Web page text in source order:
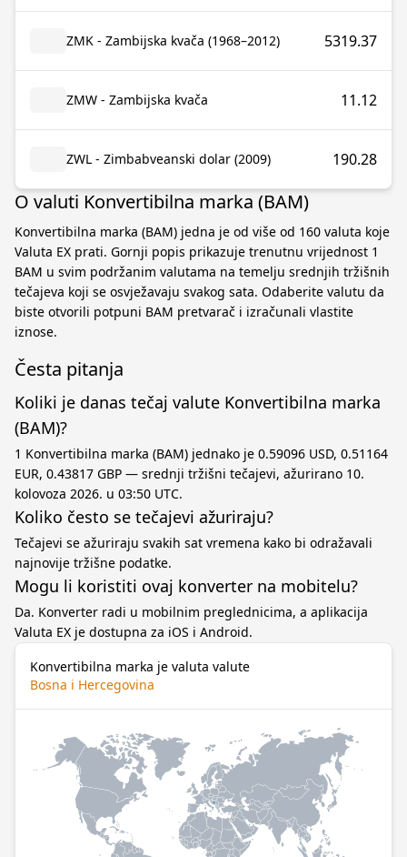
ZMK - Zambijska kvača (1968–2012) 5319.37
ZMW - Zambijska kvača 11.12
ZWL - Zimbabveanski dolar (2009) 190.28
O valuti Konvertibilna marka (BAM)
Konvertibilna marka (BAM) jedna je od više od 160 valuta koje
Valuta EX prati. Gornji popis prikazuje trenutnu vrijednost 1
BAM u svim podržanim valutama na temelju srednjih tržišnih
tečajeva koji se osvježavaju svakog sata. Odaberite valutu da
biste otvorili potpuni BAM pretvarač i izračunali vlastite
iznose.
Česta pitanja
Koliki je danas tečaj valute Konvertibilna marka
(BAM)?
1 Konvertibilna marka (BAM) jednako je 0.59096 USD, 0.51164
EUR, 0.43817 GBP — srednji tržišni tečajevi, ažurirano 10.
kolovoza 2026. u 03:50 UTC.
Koliko često se tečajevi ažuriraju?
Tečajevi se ažuriraju svakih sat vremena kako bi odražavali
najnovije tržišne podatke.
Mogu li koristiti ovaj konverter na mobitelu?
Da. Konverter radi u mobilnim preglednicima, a aplikacija
Valuta EX je dostupna za iOS i Android.
Konvertibilna marka je valuta valute
Bosna i Hercegovina